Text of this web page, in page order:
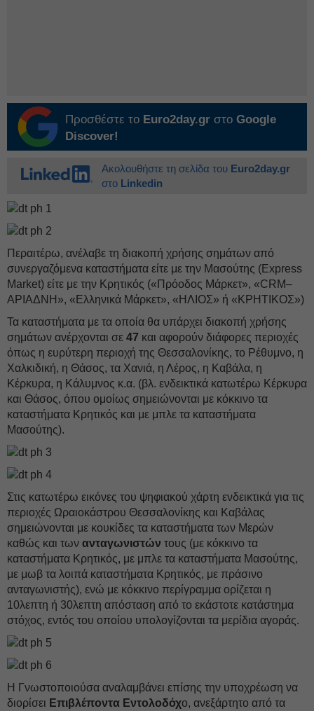
Προσθέστε το Euro2day.gr στο Google
Discover!
Ακολουθήστε τη σελίδα του Euro2day.gr
στο Linkedin
Περαιτέρω, ανέλαβε τη διακοπή χρήσης σημάτων από
συνεργαζόμενα καταστήματα είτε με την Μασούτης (Express
Market) είτε με την Κρητικός («Πρόοδος Μάρκετ», «CRM–
ΑΡΙΑΔΝΗ», «Ελληνικά Μάρκετ», «ΗΛΙΟΣ» ή «ΚΡΗΤΙΚΟΣ»)
Τα καταστήματα με τα οποία θα υπάρχει διακοπή χρήσης
σημάτων ανέρχονται σε 47 και αφορούν διάφορες περιοχές
όπως η ευρύτερη περιοχή της Θεσσαλονίκης, το Ρέθυμνο, η
Χαλκιδική, η Θάσος, τα Χανιά, η Λέρος, η Καβάλα, η
Κέρκυρα, η Κάλυμνος κ.α. (βλ. ενδεικτικά κατωτέρω Κέρκυρα
και Θάσος, όπου ομοίως σημειώνονται με κόκκινο τα
καταστήματα Κρητικός και με μπλε τα καταστήματα
Μασούτης).
Στις κατωτέρω εικόνες του ψηφιακού χάρτη ενδεικτικά για τις
περιοχές Ωραιοκάστρου Θεσσαλονίκης και Καβάλας
σημειώνονται με κουκίδες τα καταστήματα των Μερών
καθώς και των ανταγωνιστών τους (με κόκκινο τα
καταστήματα Κρητικός, με μπλε τα καταστήματα Μασούτης,
με μωβ τα λοιπά καταστήματα Κρητικός, με πράσινο
ανταγωνιστής), ενώ με κόκκινο περίγραμμα ορίζεται η
10λεπτη ή 30λεπτη απόσταση από το εκάστοτε κατάστημα
στόχος, εντός του οποίου υπολογίζονται τα μερίδια αγοράς.
Η Γνωστοποιούσα αναλαμβάνει επίσης την υποχρέωση να
διορίσει Επιβλέποντα Εντολοδόχο, ανεξάρτητο από τα